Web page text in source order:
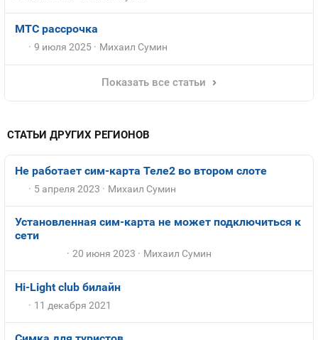
МТС рассрочка
9 июля 2025 Михаил Сумин
Показать все статьи
СТАТЬИ ДРУГИХ РЕГИОНОВ
Не работает сим-карта Теле2 во втором слоте
5 апреля 2023 Михаил Сумин
Установленная сим-карта не может подключиться к
сети
20 июня 2023 Михаил Сумин
Hi-Light club билайн
11 декабря 2021